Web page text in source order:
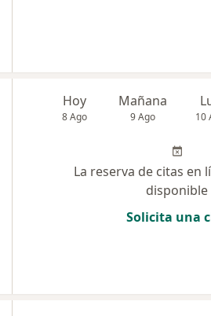
Hoy
8 Ago
Mañana
9 Ago 10
La reserva de citas en
disponible
Solicita una